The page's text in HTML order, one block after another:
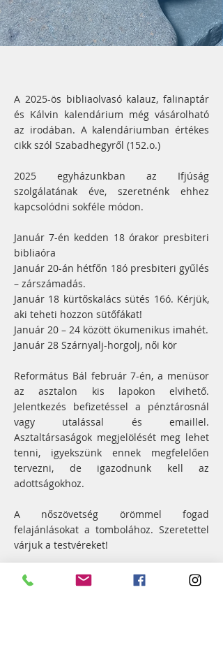
A 2025-ös bibliaolvasó kalauz, falinaptár
és Kálvin kalendárium még vásárolható
az irodában. A kalendáriumban értékes
cikk szól Szabadhegyről (152.o.)
2025 egyházunkban az Ifjúság
szolgálatának éve, szeretnénk ehhez
kapcsolódni sokféle módon.
Január 7-én kedden 18 órakor presbiteri
bibliaóra
Január 20-án hétfőn 18ó presbiteri gyűlés
– zárszámadás.
Január 18 kürtőskalács sütés 16ó. Kérjük,
aki teheti hozzon sütőfákat!
Január 20 – 24 között ökumenikus imahét.
Január 28 Szárnyalj-horgolj, női kör
Református Bál február 7-én, a menüsor
az asztalon kis lapokon elvihető.
Jelentkezés befizetéssel a pénztárosnál
vagy utalással és emaillel.
Asztaltársaságok megjelölését meg lehet
tenni, igyekszünk ennek megfelelően
tervezni, de igazodnunk kell az
adottságokhoz.
A nőszövetség örömmel fogad
felajánlásokat a tombolához. Szeretettel
várjuk a testvéreket!
< Előző hír Következő hír >